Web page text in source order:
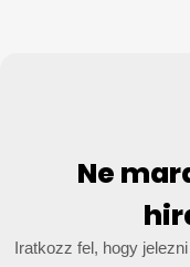
Ne
Iratkozz fel, hogy